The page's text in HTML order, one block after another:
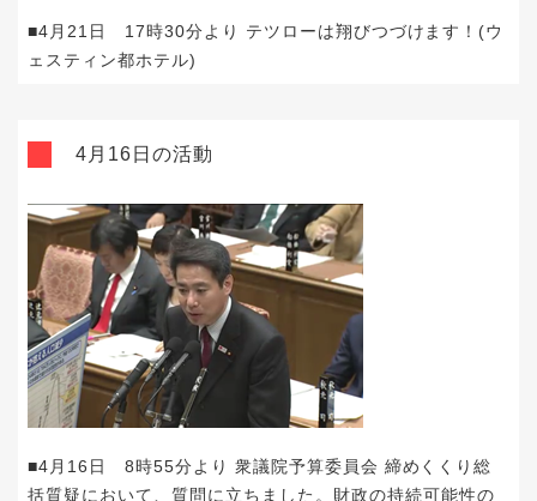
■4月21日 17時30分より テツローは翔びつづけます！(ウ
ェスティン都ホテル)
4月16日の活動
■4月16日 8時55分より 衆議院予算委員会 締めくくり総
括質疑において、質問に立ちました。財政の持続可能性の